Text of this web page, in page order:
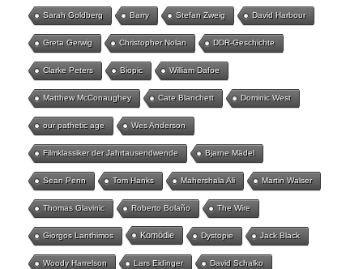
Sarah Goldberg Barry Stefan Zweig David Harbour
Greta Gerwig Christopher Nolan DDR-Geschichte
Clarke Peters Biopic William Dafoe
Matthew McConaughey Cate Blanchett Dominic West
our pathetic age Wes Anderson
Filmklassiker der Jahrtausendwende Bjarne Mädel
Sean Penn Tom Hanks Mahershala Ali Martin Walser
Thomas Glavinic Roberto Bolaño The Wire
Giorgos Lanthimos Komödie Dystopie Jack Black
Woody Harrelson Lars Eidinger David Schalko